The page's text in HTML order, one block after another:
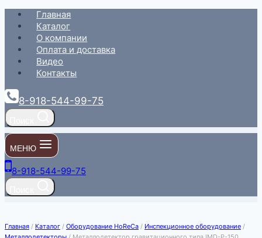
Перейти
содержимому
Главная
Каталог
О компании
Оплата и доставка
Видео
Контакты
8-918-544-99-75
МЕНЮ
8-918-544-99-75
Главная / Каталог / Оборудование HoReCa / Инспекционное оборудование /